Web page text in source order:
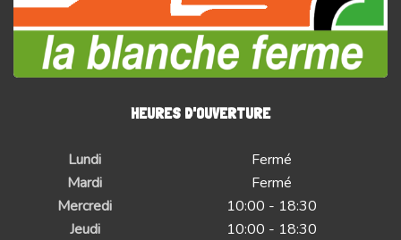
HEURES D'OUVERTURE
Lundi
Fermé
Mardi
Fermé
Mercredi
10:00 - 18:30
Jeudi
10:00 - 18:30